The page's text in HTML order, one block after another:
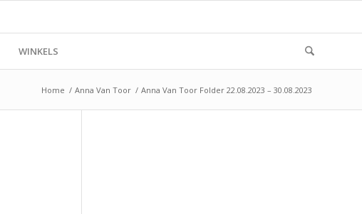
WINKELS
Home / Anna Van Toor / Anna Van Toor Folder 22.08.2023 – 30.08.2023